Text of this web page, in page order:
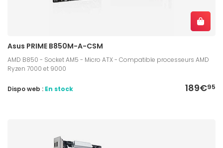
Asus PRIME B850M-A-CSM
AMD B850 - Socket AM5 - Micro ATX - Compatible processeurs AMD
Ryzen 7000 et 9000
189€95
Dispo web : En stock